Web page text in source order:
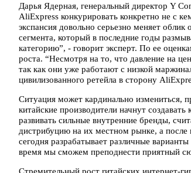
Дарья Ядерная, генеральный директор Y
AliExpress конкурировать конкретно не с
экспансия довольно серьезно меняет
сегмента, который в последние годы
категорию”, - говорит эксперт. По ее
роста. “Несмотря на то, что давление на
так как они уже работают с низкой
цивилизованного ретейла в сторону
Ситуация может кардинально измениться,
китайские производители начнут
развивать сильные внутренние бренды,
дистрибуцию на их местном рынке, а
сегодня разрабатывает различные
время мы сможем преподнести приятный
Стремительный рост rитайских интернет-